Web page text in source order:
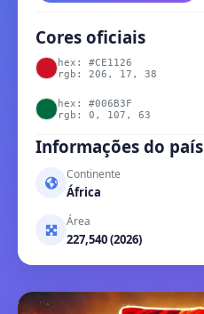
Cores oficiais
hex: #CE1126
rgb: 206, 17, 38
hex: #006B3F
rgb: 0, 107, 63
Informações do país
Continente
África
Área
227,540 (2026)